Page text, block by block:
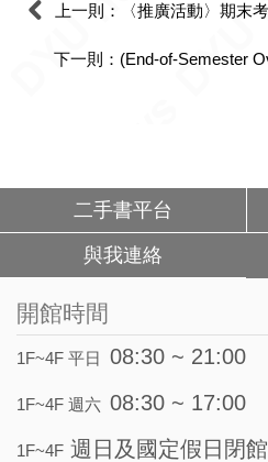
二手書平台
與我連絡
開館時間
1F~4F 平日 08:30 ~ 21:00
1F~4F 週六 08:30 ~ 17:00
1F~4F 週日及國定假日閉館